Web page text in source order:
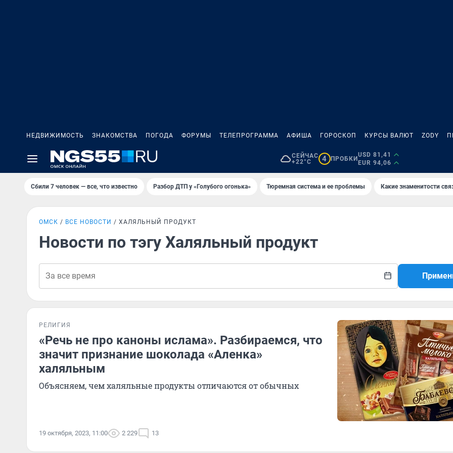
НЕДВИЖИМОСТЬ ЗНАКОМСТВА ПОГОДА ФОРУМЫ ТЕЛЕПРОГРАММА АФИША ГОРОСКОП КУРСЫ ВАЛЮТ ZODY
СЕЙЧАС
+22°C
4 ПРОБКИ
USD 81,41
EUR 94,06
Сбили 7 человек — все, что известно Разбор ДТП у «Голубого огонька» Тюремная система и ее проблемы Какие знаменитости
ОМСК ВСЕ НОВОСТИ ХАЛЯЛЬНЫЙ ПРОДУКТ
Новости по тэгу Халяльный продукт
РЕЛИГИЯ
«Речь не про каноны ислама». Разбираемся, что
значит признание шоколада «Аленка»
халяльным
Объясняем, чем халяльные продукты отличаются от обычных
19 октября, 2023, 11:00 2 229 13